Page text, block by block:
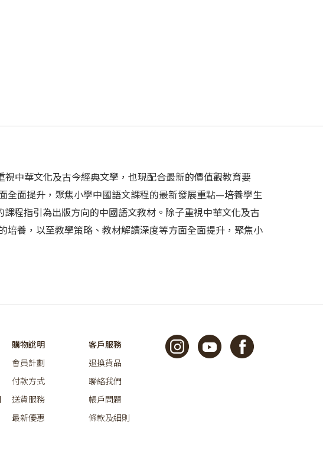
中華文化及古今經典文學，也現配合最新的價值觀教育要
全面提升，聚焦小學中國語文課程的最新發展重點—培養學生
程指引為出版方向的中國語文教材。除子重視中華文化及古
養，以至教學策略、教材解讀深度等方面全面提升，聚焦小
購物說明
會員計劃
付款方式
送貨服務
最新優惠
客戶服務
退換貨品
聯絡我們
帳戶問題
條款及細則